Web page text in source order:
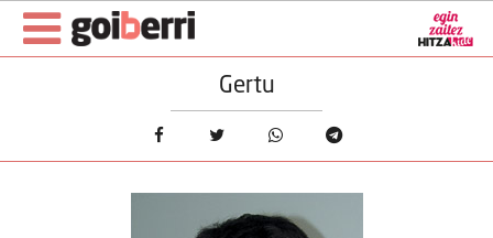
Gertu